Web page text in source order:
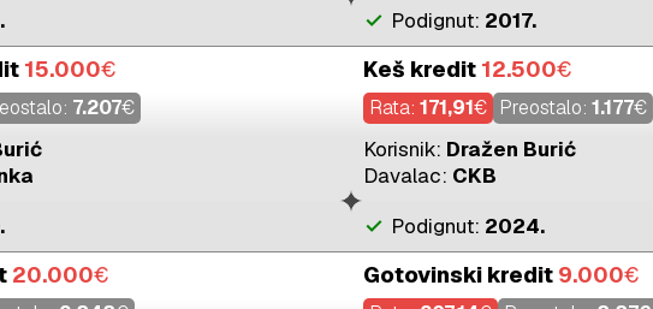
15.000€
7.207€
check Podignut: 2017.
Keš kredit 12.500€
Rata: 171,91€ Preostalo: 1.177€
Korisnik: Dražen Burić
Davalac: CKB
20.000€
check Podignut: 2024.
Gotovinski kredit 9.000€